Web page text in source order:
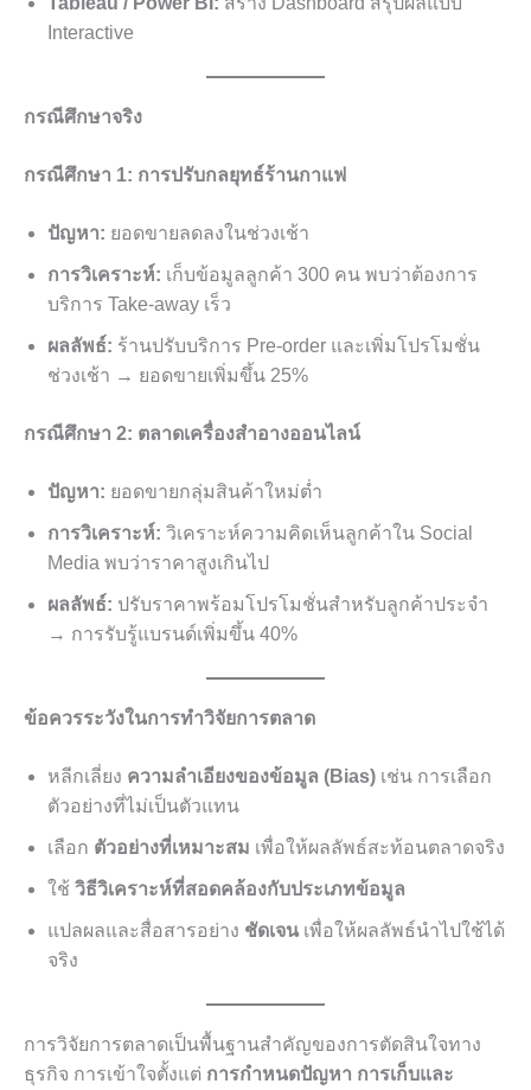
Interactive
กรณีศึกษาจริง
กรณีศึกษา 1: การปรับกลยุทธ์ร้านกาแฟ
ปัญหา: ยอดขายลดลงในช่วงเช้า
การวิเคราะห์: เก็บข้อมูลลูกค้า 300 คน พบว่าต้องการ
บริการ Take-away เร็ว
ผลลัพธ์: ร้านปรับบริการ Pre-order และเพิ่มโปรโมชั่น
ช่วงเช้า → ยอดขายเพิ่มขึ้น 25%
กรณีศึกษา 2: ตลาดเครื่องสำอางออนไลน์
ปัญหา: ยอดขายกลุ่มสินค้าใหม่ต่ำ
การวิเคราะห์: วิเคราะห์ความคิดเห็นลูกค้าใน Social
Media พบว่าราคาสูงเกินไป
ผลลัพธ์: ปรับราคาพร้อมโปรโมชั่นสำหรับลูกค้าประจำ
→ การรับรู้แบรนด์เพิ่มขึ้น 40%
ข้อควรระวังในการทำวิจัยการตลาด
หลีกเลี่ยง ความลำเอียงของข้อมูล (Bias) เช่น การเลือก
ตัวอย่างที่ไม่เป็นตัวแทน
เลือก ตัวอย่างที่เหมาะสม เพื่อให้ผลลัพธ์สะท้อนตลาดจริง
ใช้ วิธีวิเคราะห์ที่สอดคล้องกับประเภทข้อมูล
แปลผลและสื่อสารอย่าง ชัดเจน เพื่อให้ผลลัพธ์นำไปใช้ได้
จริง
การวิจัยการตลาดเป็นพื้นฐานสำคัญของการตัดสินใจทาง
ธุรกิจ การเข้าใจตั้งแต่ การกำหนดปัญหา การเก็บและ